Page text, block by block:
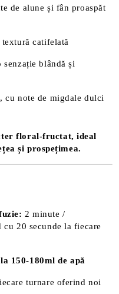
de alune și fân proaspăt
catifelată
senzație blândă și
cu note de migdale dulci
floral-fructat, ideal
și prospețimea.
2 minute /
cu 20 secunde la fiecare
150-180ml de apă
turnare oferind noi